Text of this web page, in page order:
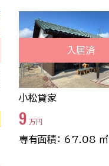
入居済
小松貸家
9 万円
専有面積： 67.08 ㎡